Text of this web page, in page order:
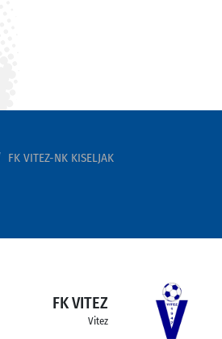
FK VITEZ-NK KISELJAK
FK VITEZ
Vitez